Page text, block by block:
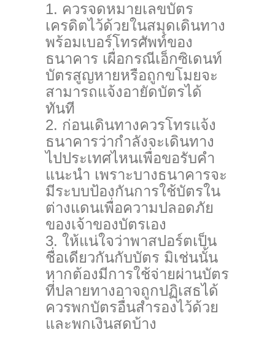
ควรจดหมายเลขบัตร
เครดิตไว้ด้วยในสมุดเดินทาง
พร้อมเบอร์โทรศัพท์ของ
ธนาคาร เผื่อกรณีเอ็กซิเดนท์
บัตรสูญหายหรือถูกขโมยจะ
สามารถแจ้งอายัดบัตรได้
ทันที
ก่อนเดินทางควรโทรแจ้ง
ธนาคารว่ากำลังจะเดินทาง
ไปประเทศไหนเพื่อขอรับคำ
แนะนำ เพราะบางธนาคารจะ
มีระบบป้องกันการใช้บัตรใน
ต่างแดนเพื่อความปลอดภัย
ของเจ้าของบัตรเอง
ให้แน่ใจว่าพาสปอร์ตเป็น
ชื่อเดียวกันกับบัตร มิเช่นนั้น
หากต้องมีการใช้จ่ายผ่านบัตร
ที่ปลายทางอาจถูกปฏิเสธได้
ควรพกบัตรอื่นสำรองไว้ด้วย
และพกเงินสดบ้าง